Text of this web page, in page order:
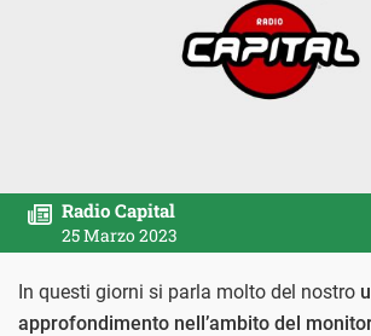
Radio Capital
25 Marzo 2023
In questi giorni si parla molto del nostro
approfondimento nell’ambito del